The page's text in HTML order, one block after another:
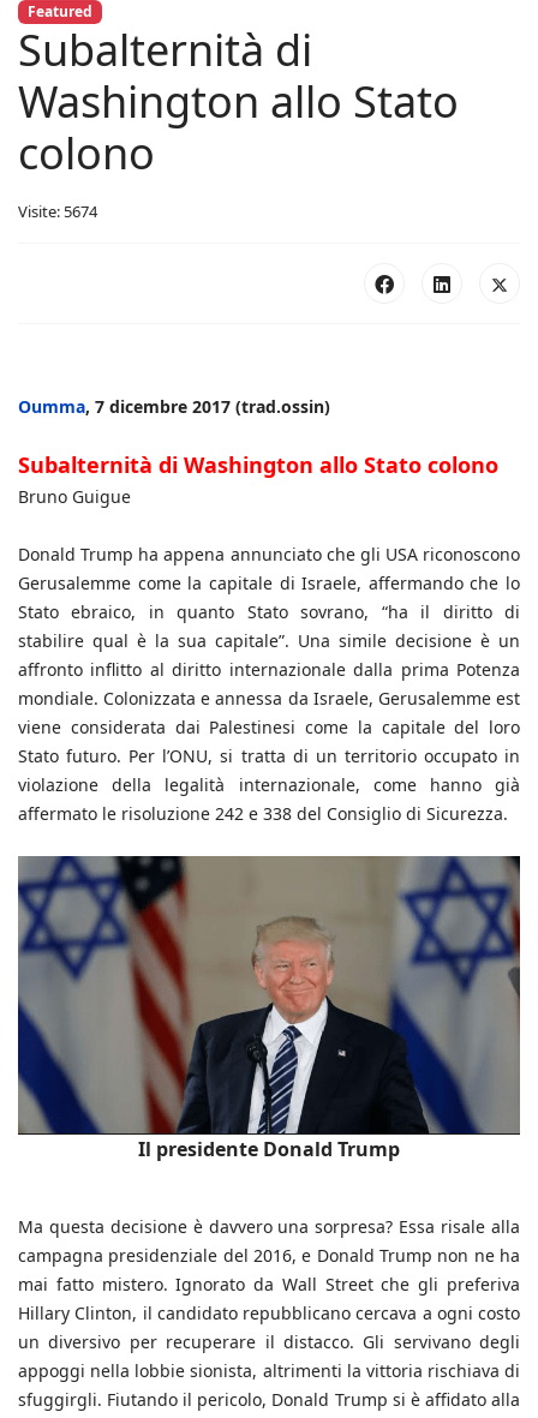
Featured
Subalternità di
Washington allo Stato
colono
Visite: 5674
Oumma, 7 dicembre 2017 (trad.ossin)
Subalternità di Washington allo Stato colono
Bruno Guigue
Donald Trump ha appena annunciato che gli USA riconoscono
Gerusalemme come la capitale di Israele, affermando che lo
Stato ebraico, in quanto Stato sovrano, “ha il diritto di
stabilire qual è la sua capitale”. Una simile decisione è un
affronto inflitto al diritto internazionale dalla prima Potenza
mondiale. Colonizzata e annessa da Israele, Gerusalemme est
viene considerata dai Palestinesi come la capitale del loro
Stato futuro. Per l’ONU, si tratta di un territorio occupato in
violazione della legalità internazionale, come hanno già
affermato le risoluzione 242 e 338 del Consiglio di Sicurezza.
Il presidente Donald Trump
Ma questa decisione è davvero una sorpresa? Essa risale alla
campagna presidenziale del 2016, e Donald Trump non ne ha
mai fatto mistero. Ignorato da Wall Street che gli preferiva
Hillary Clinton, il candidato repubblicano cercava a ogni costo
un diversivo per recuperare il distacco. Gli servivano degli
appoggi nella lobbie sionista, altrimenti la vittoria rischiava di
sfuggirgli. Fiutando il pericolo, Donald Trump si è affidato alla